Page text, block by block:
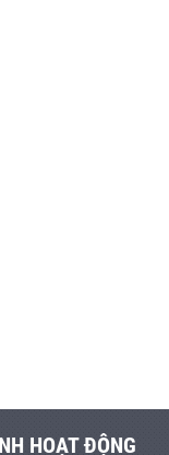
HOẠT ĐỘNG